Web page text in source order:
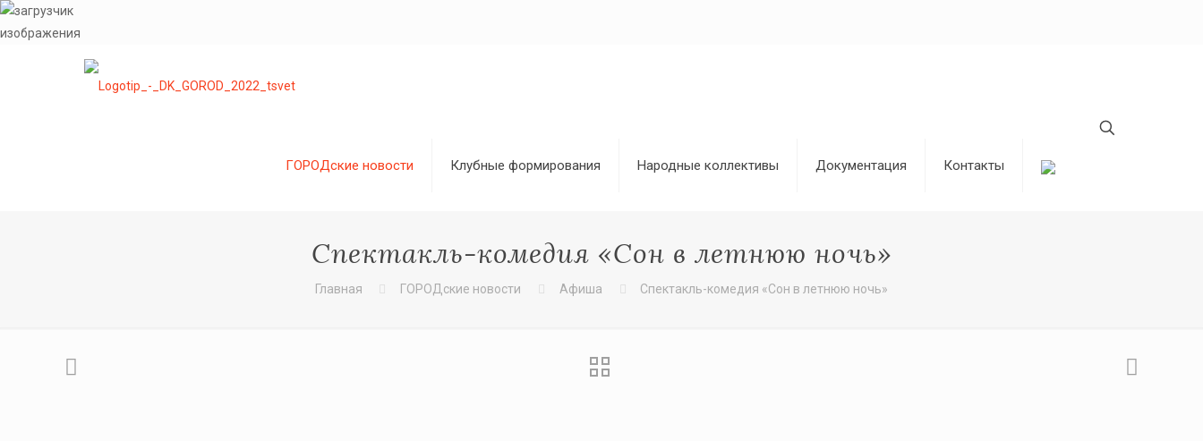
ГОРОДские новости Клубные формирования Народные коллективы Документация Контакты
Спектакль-комедия «Сон в летнюю ночь»
Главная ГОРОДские новости Афиша Спектакль-комедия «Сон в летнюю ночь»